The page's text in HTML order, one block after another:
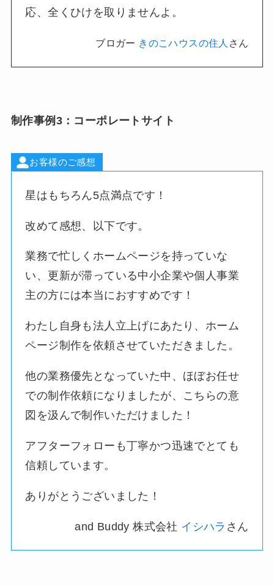
応、全くひけを取りませんよ。
ブロガー きのこハウスの住人 さん
制作事例3：コーポレートサイト
お客様のご感想
星はもちろん5点満点です！
改めて感想、以下です。
業務で忙しくホームページを持っていな
い、更新が滞っている中小企業や個人事業
主の方には本当におすすめです！
わたし自身も法人立上げにあたり、ホーム
ページ制作を依頼させていただきました。
他の業務優先となっていた中、ほぼお任せ
での制作依頼になりましたが、こちらの意
図を汲んで制作いただけました！
アフターフォローも丁寧かつ迅速でとても
信頼しています。
ありがとうございました！
and Buddy 株式会社 イシハラ さん